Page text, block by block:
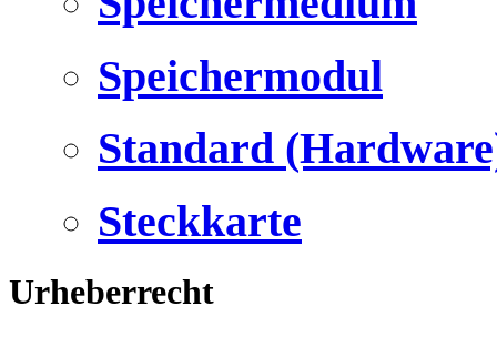
Speichermodul
Standard
Steckkarte
Urheberrecht